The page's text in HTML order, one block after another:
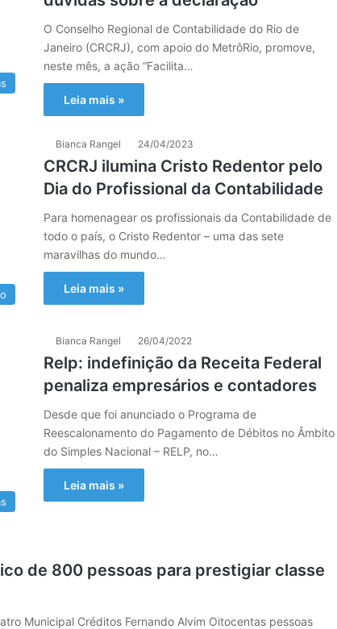
O Conselho Regional de Contabilidade do Rio de
Janeiro (CRCRJ), com apoio do MetrôRio, promove,
neste mês, a ação “Facilita…
Leia mais »
Bianca Rangel 24/04/2023
CRCRJ ilumina Cristo Redentor pelo
Dia do Profissional da Contabilidade
Para homenagear os profissionais da Contabilidade de
todo o país, o Cristo Redentor – uma das sete
maravilhas do mundo…
Leia mais »
Bianca Rangel 26/04/2022
Relp: indefinição da Receita Federal
penaliza empresários e contadores
Desde que foi anunciado o Programa de
Reescalonamento do Pagamento de Débitos no Âmbito
do Simples Nacional – RELP, no…
Leia mais »
de 800 pessoas para prestigiar classe
Municipal Créditos Fernando Alvim Oitocentas pessoas